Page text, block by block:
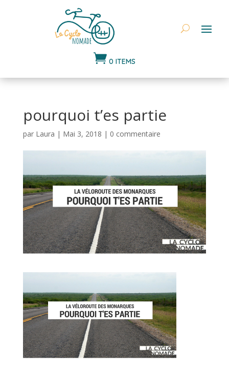
 0 ITEMS
pourquoi t’es partie
par Laura | Mai 3, 2018 | 0 commentaire